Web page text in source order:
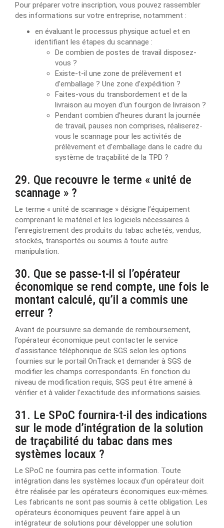
Pour préparer votre inscription, vous pouvez rassembler
des informations sur votre entreprise, notamment :
en évaluant le processus physique actuel et en
identifiant les étapes du scannage :
De combien de postes de travail disposez-
vous ?
Existe-t-il une zone de prélèvement et
d’emballage ? Une zone d’expédition ?
Faites-vous du transbordement et de la
livraison au moyen d’un fourgon de livraison ?
Pendant combien d’heures durant la journée
de travail, pauses non comprises, réaliserez-
vous le scannage pour les activités de
prélèvement et d’emballage dans le cadre du
système de traçabilité de la TPD ?
29. Que recouvre le terme « unité de
scannage » ?
Le terme « unité de scannage » désigne l’équipement
comprenant le matériel et les logiciels nécessaires à
l’enregistrement des produits du tabac achetés, vendus,
stockés, transportés ou soumis à toute autre
manipulation.
30. Que se passe-t-il si l’opérateur
économique se rend compte, une fois le
montant calculé, qu’il a commis une
erreur ?
Avant de poursuivre sa demande de remboursement,
l’opérateur économique peut contacter le service
d’assistance téléphonique de SGS selon les options
fournies sur le portail OnTrack et demander à SGS de
modifier les champs correspondants. En fonction du
niveau de modification requis, SGS peut être amené à
vérifier et à valider l’exactitude des informations saisies.
31. Le SPoC fournira-t-il des indications
sur le mode d’intégration de la solution
de traçabilité du tabac dans mes
systèmes locaux ?
Le SPoC ne fournira pas cette information. Toute
intégration dans les systèmes locaux d’un opérateur doit
être réalisée par les opérateurs économiques eux-mêmes.
Les fabricants ne sont pas soumis à cette obligation. Les
opérateurs économiques peuvent faire appel à un
intégrateur de solutions pour développer une solution